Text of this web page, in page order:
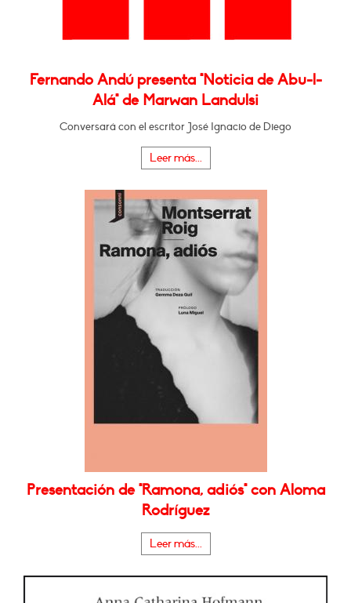
Fernando Andú presenta "Noticia de Abu-l-
Alá" de Marwan Landulsi
Conversará con el escritor José Ignacio de Diego
Leer más...
Presentación de "Ramona, adiós" con Aloma
Rodríguez
Leer más...